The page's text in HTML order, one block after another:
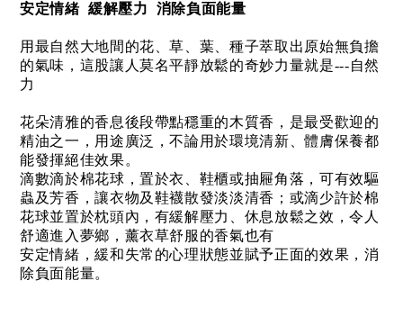
安定情緒 緩解壓力 消除負面能量
用最自然大地間的花、草、葉、種子萃取出原始無負擔
的氣味，這股讓人莫名平靜放鬆的奇妙力量就是---自然
力
花朵清雅的香息後段帶點穩重的木質香，是最受歡迎的
精油之一，用途廣泛，不論用於環境清新、體膚保養都
能發揮絕佳效果。
滴數滴於棉花球，置於衣、鞋櫃或抽屜角落，可有效驅
蟲及芳香，讓衣物及鞋襪散發淡淡清香；或滴少許於棉
花球並置於枕頭內，有緩解壓力、休息放鬆之效，令人
舒適進入夢鄉，薰衣草舒服的香氣也有
安定情緒，緩和失常的心理狀態並賦予正面的效果，消
除負面能量。